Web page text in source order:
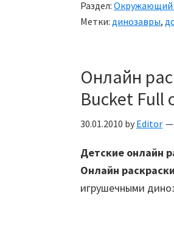
Раздел: Окружающий
Метки: динозавры,
Онлайн
Bucket Full
30.01.2010 by Editor
Детские онлайн
Онлайн
игрушечными